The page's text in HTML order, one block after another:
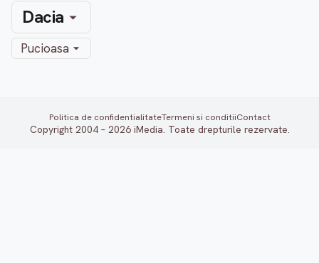
Dacia
Pucioasa
Politica de confidentialitateTermeni si conditiiContact
Copyright 2004 – 2026 iMedia. Toate drepturile rezervate.